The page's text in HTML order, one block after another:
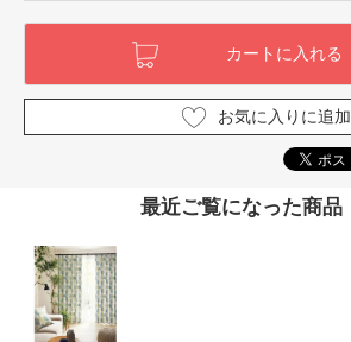
お気に入りに追加
最近ご覧になった商品